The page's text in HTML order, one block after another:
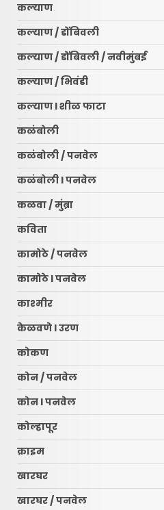
कल्याण
कल्याण / डोंबिवली
कल्याण / डोंबिवली / नवीमुंबई
कल्याण / भिवंडी
कल्याण l शीळ फाटा
कळंबोली
कळंबोली / पनवेल
कळंबोली l पनवेल
कळवा / मुंब्रा
कविता
कामोठे / पनवेल
कामोठे l पनवेल
काश्मीर
केळवणे l उरण
कोकण
कोन / पनवेल
कोन l पनवेल
कोल्हापूर
क्राइम
खारघर
खारघर / पनवेल